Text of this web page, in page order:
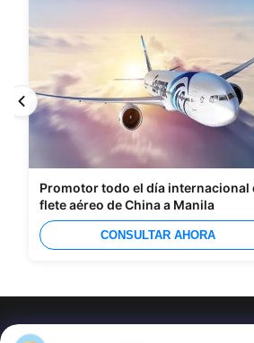
Promotor todo el día internacional
flete aéreo de China a Manila
CONSULTAR AHORA